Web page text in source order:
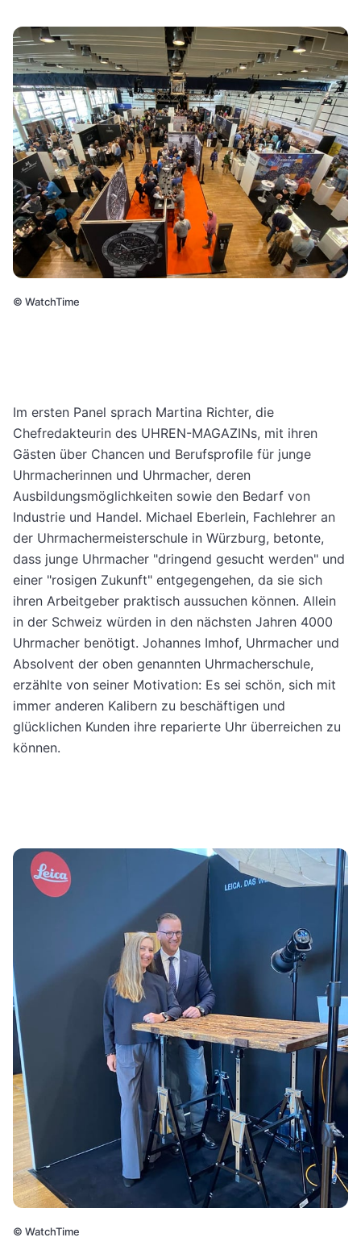
© WatchTime
Im ersten Panel sprach Martina Richter, die
Chefredakteurin des UHREN-MAGAZINs, mit ihren
Gästen über Chancen und Berufsprofile für junge
Uhrmacherinnen und Uhrmacher, deren
Ausbildungsmöglichkeiten sowie den Bedarf von
Industrie und Handel. Michael Eberlein, Fachlehrer an
der Uhrmachermeisterschule in Würzburg, betonte,
dass junge Uhrmacher "dringend gesucht werden" und
einer "rosigen Zukunft" entgegengehen, da sie sich
ihren Arbeitgeber praktisch aussuchen können. Allein
in der Schweiz würden in den nächsten Jahren 4000
Uhrmacher benötigt. Johannes Imhof, Uhrmacher und
Absolvent der oben genannten Uhrmacherschule,
erzählte von seiner Motivation: Es sei schön, sich mit
immer anderen Kalibern zu beschäftigen und
glücklichen Kunden ihre reparierte Uhr überreichen zu
können.
© WatchTime